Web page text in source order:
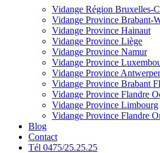
Vidange Région Bruxelles-
Vidange Province Brabant-
Vidange Province Hainaut
Vidange Province Liège
Vidange Province Namur
Vidange Province
Vidange Province
Vidange Province Brabant
Vidange Province Flandre
Vidange Province Limbourg
Vidange Province Flandre
Blog
Contact
Tél 0475/25.25.25